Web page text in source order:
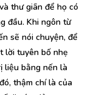
thư giãn để họ có
đầu. Khi ngôn từ
sẽ nói chuyện, để
lời tuyên bố nhẹ
liệu bằng nến là
thậm chí là của